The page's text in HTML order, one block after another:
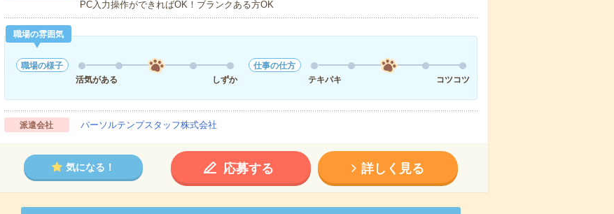
PC入力操作ができればOK！ブランクある方OK
職場の雰囲気
職場の様子
活気がある
しずか
仕事の仕方
テキパキ
コツコツ
派遣会社 パーソルテンプスタッフ株式会社
気になる！ 応募する 詳しく見る